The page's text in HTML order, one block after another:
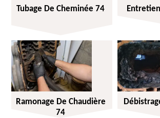
Tubage De Cheminée 74
Ramonage De Chaudière
74